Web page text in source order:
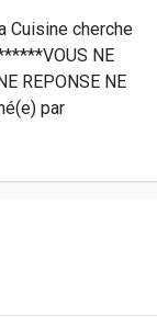
Cuisine cherche
NE
REPONSE NE
par